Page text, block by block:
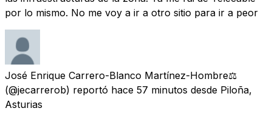
por lo mismo. No me voy a ir a otro sitio para ir a peor
José Enrique Carrero-Blanco Martínez-Hombre⚖️
(@jecarrerob) reportó hace 57 minutos desde Piloña,
Asturias